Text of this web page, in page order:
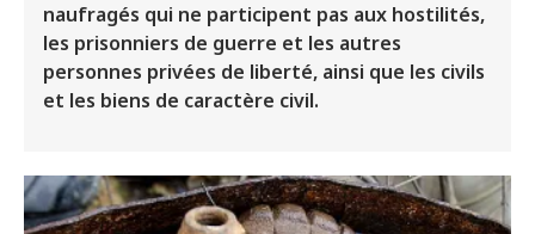
naufragés qui ne participent pas aux hostilités,
les prisonniers de guerre et les autres
personnes privées de liberté, ainsi que les civils
et les biens de caractère civil.
Image